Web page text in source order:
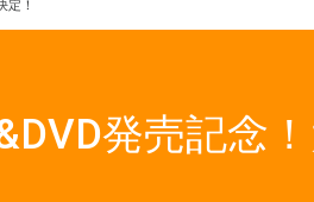
定！
発売記念